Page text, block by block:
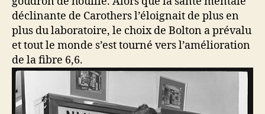
déclinante de Carothers l’éloignait de plus en
plus du laboratoire, le choix de Bolton a prévalu
et tout le monde s’est tourné vers l’amélioration
de la fibre 6,6.